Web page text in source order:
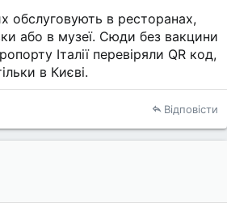
обслуговують в ресторанах,
або в музеї. Сюди без вакцини
Італії перевіряли QR код,
в Києві.
Відповісти